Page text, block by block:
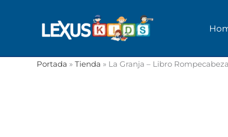
Portada » Tienda » La Granja – Libro